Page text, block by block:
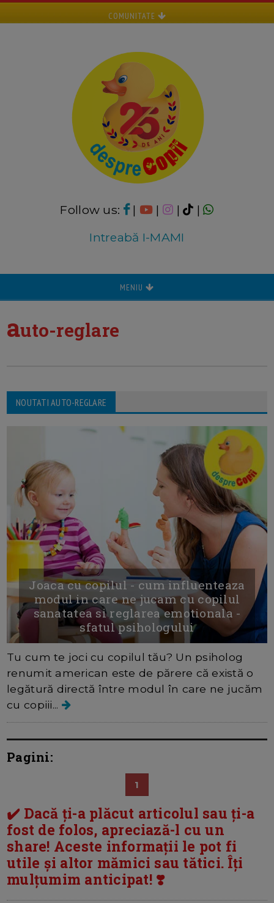
COMUNITATE
Follow us: | | |
|
Intreabă I-MAMI
MENIU
auto-reglare
NOUTATI AUTO-REGLARE
Joaca cu copilul - cum influenteaza
modul in care ne jucam cu copilul
sanatatea si reglarea emotionala -
sfatul psihologului
Tu cum te joci cu copilul tău? Un psiholog
renumit american este de părere că există o
legătură directă între modul în care ne jucăm
cu copiii...
Pagini:
1
✔️ Dacă ți-a plăcut articolul sau ți-a
fost de folos, apreciază-l cu un
share! Aceste informații le pot fi
utile și altor mămici sau tătici. Îți
mulțumim anticipat! ❣️